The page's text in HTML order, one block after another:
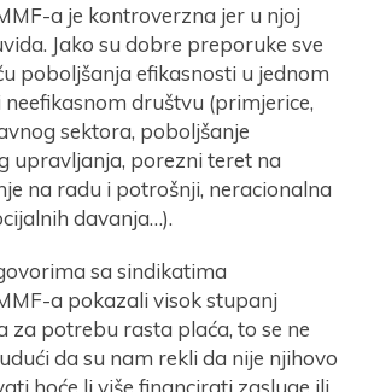
a je kontroverzna jer u njoj
Jako su dobre preporuke sve
poboljšanja efikasnosti u jednom
neefikasnom društvu (primjerice,
sektora, poboljšanje
upravljanja, porezni teret na
na radu i potrošnji, neracionalna
davanja…).
sa sindikatima
a pokazali visok stupanj
za potrebu rasta plaća, to se ne
da su nam rekli da nije njihovo
hoće li više financirati zasluge ili